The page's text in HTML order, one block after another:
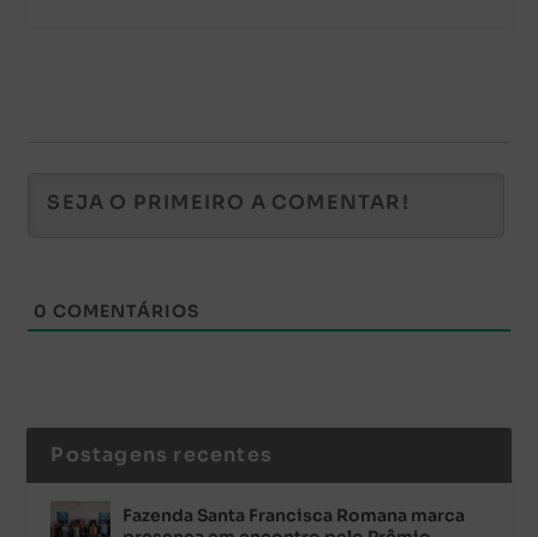
0 COMENTÁRIOS
Postagens recentes
Fazenda Santa Francisca Romana marca